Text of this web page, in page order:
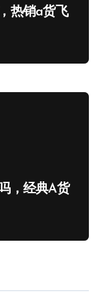
热销a货飞
，经典A货